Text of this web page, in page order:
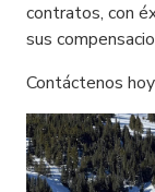
contratos, con
sus
Contáctenos